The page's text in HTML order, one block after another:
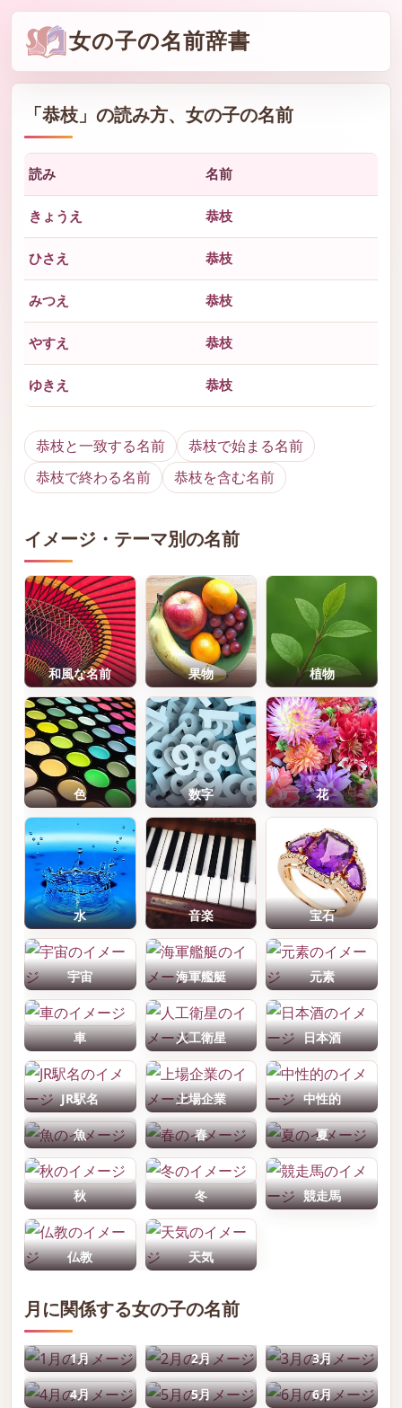
女の子の名前辞書
「恭枝 」の読み方、女の子の名前
読み 名前
きょうえ 恭枝
ひさえ 恭枝
みつえ 恭枝
やすえ 恭枝
ゆきえ 恭枝
恭枝と一致する名前
恭枝で始まる名前
恭枝で終わる名前
恭枝を含む名前
イメージ・テーマ別の名前
和風な名前 果物 植物
色 数字 花
水 音楽 宝石
宇宙 海軍艦艇 元素
車 人工衛星 日本酒
JR駅名 上場企業 中性的
魚 春 夏
秋 冬 競走馬
仏教 天気
月に関係する女の子の名前
1月 2月 3月
4月 5月 6月